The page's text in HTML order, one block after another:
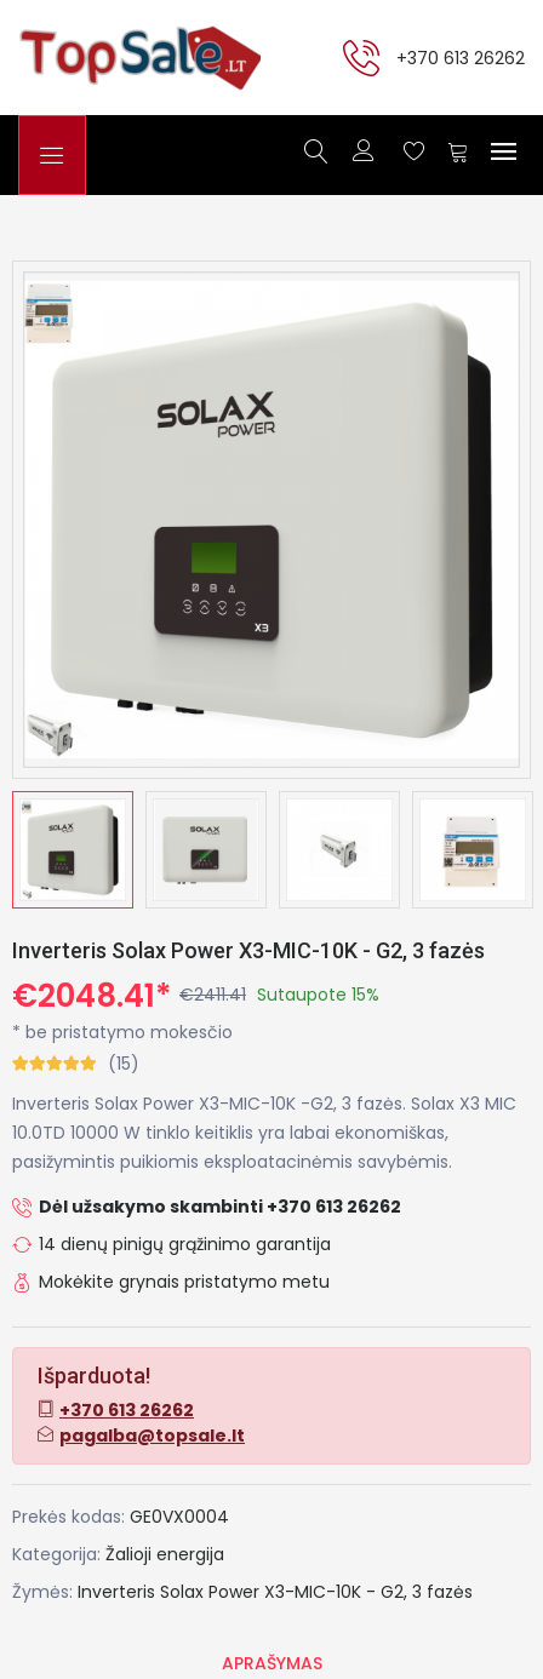
+370 613 26262
Inverteris Solax Power X3-MIC-10K - G2, 3 fazės
€2048.41* €2411.41 Sutaupote 15%
* be pristatymo mokesčio
(15)
Inverteris Solax Power X3-MIC-10K -G2, 3 fazės. Solax X3 MIC
10.0TD 10000 W tinklo keitiklis yra labai ekonomiškas,
pasižymintis puikiomis eksploatacinėmis savybėmis.
Dėl užsakymo skambinti +370 613 26262
14 dienų pinigų grąžinimo garantija
Mokėkite grynais pristatymo metu
Išparduota!
+370 613 26262
pagalba@topsale.lt
Prekės kodas: GE0VX0004
Kategorija: Žalioji energija
Žymės: Inverteris Solax Power X3-MIC-10K - G2, 3 fazės
APRAŠYMAS